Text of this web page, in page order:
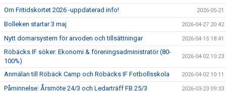
Om Fritidskortet 2026 -uppdaterad info! 2026-05-21
Bolleken startar 3 maj 2026-04-27 20:42
Nytt domarsystem för arvoden och tillsättningar 2026-04-15 18:41
Röbäcks IF söker: Ekonomi & föreningsadministratör (80-
100%)
2026-04-02 10:23
Anmälan till Röbäck Camp och Röbäcks IF Fotbollsskola 2026-04-02 10:11
Påminnelse: Årsmöte 24/3 och Ledarträff FB 25/3 2026-03-23 09:33